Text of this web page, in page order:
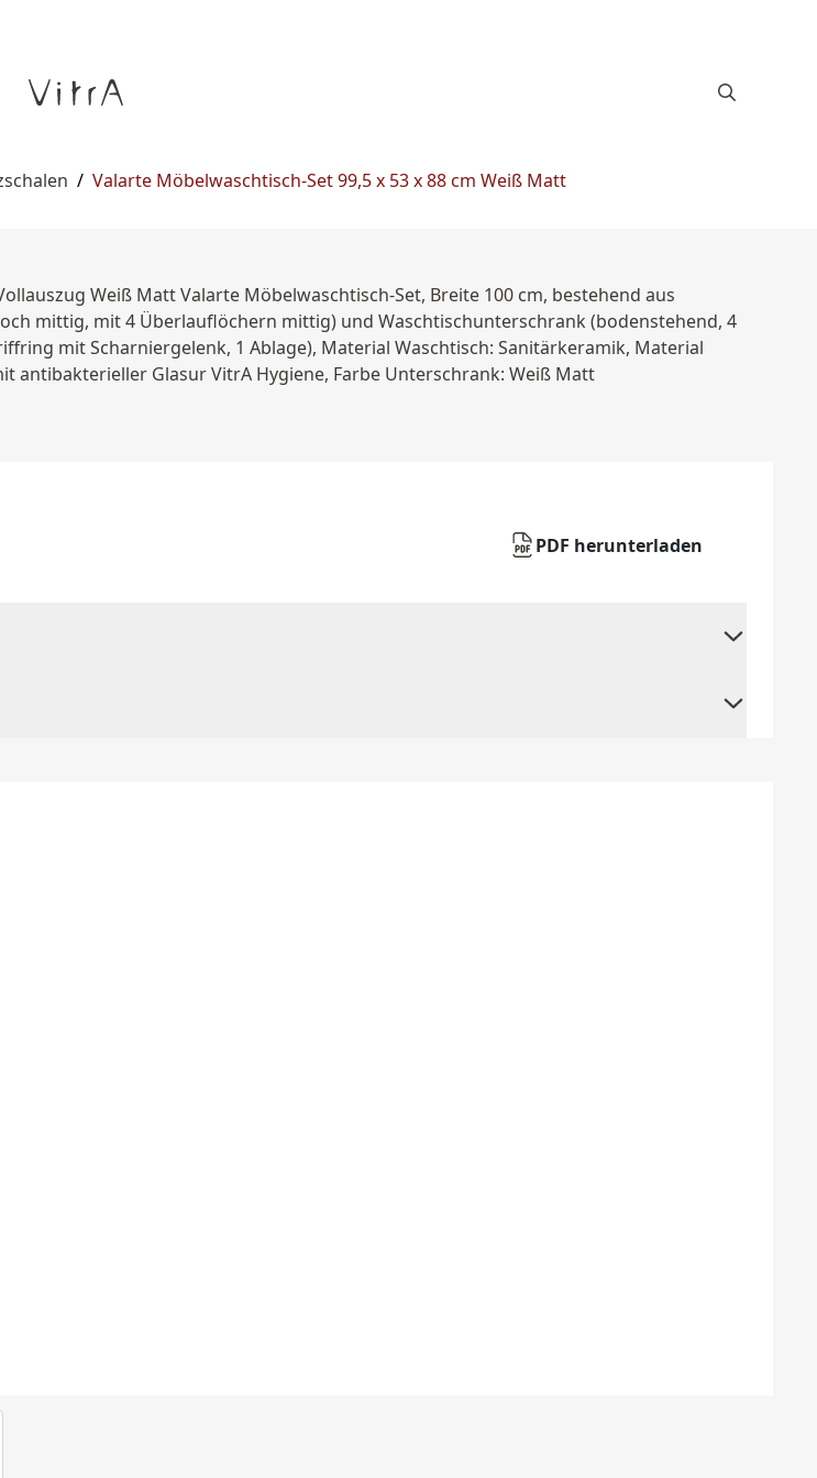
/ Valarte Möbelwaschtisch-Set 99,5 x 53 x 88 cm Weiß Matt
Weiß Matt Valarte Möbelwaschtisch-Set, Breite 100 cm, bestehend aus
mittig, mit 4 Überlauflöchern mittig) und Waschtischunterschrank (bodenstehend, 4
mit Scharniergelenk, 1 Ablage), Material Waschtisch: Sanitärkeramik, Material
antibakterieller Glasur VitrA Hygiene, Farbe Unterschrank: Weiß Matt
PDF herunterladen